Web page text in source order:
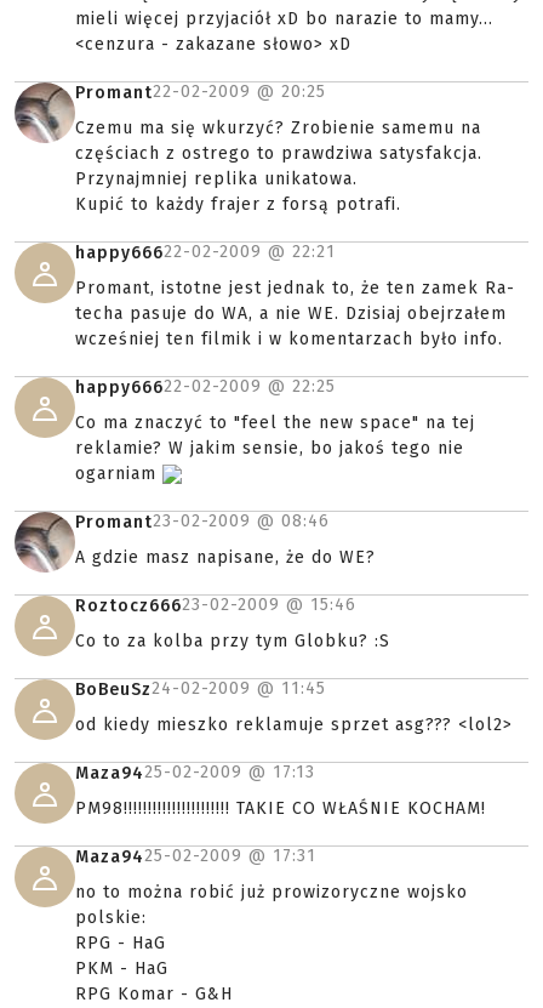
mieli więcej przyjaciół xD bo narazie to mamy...
<cenzura - zakazane słowo> xD
Promant22-02-2009 @ 20:25
Czemu ma się wkurzyć? Zrobienie samemu na
częściach z ostrego to prawdziwa satysfakcja.
Przynajmniej replika unikatowa.
Kupić to każdy frajer z forsą potrafi.
happy66622-02-2009 @ 22:21
Promant, istotne jest jednak to, że ten zamek Ra-
techa pasuje do WA, a nie WE. Dzisiaj obejrzałem
wcześniej ten filmik i w komentarzach było info.
happy66622-02-2009 @ 22:25
Co ma znaczyć to "feel the new space" na tej
reklamie? W jakim sensie, bo jakoś tego nie
ogarniam
Promant23-02-2009 @ 08:46
A gdzie masz napisane, że do WE?
Roztocz66623-02-2009 @ 15:46
Co to za kolba przy tym Globku? :S
BoBeuSz24-02-2009 @ 11:45
od kiedy mieszko reklamuje sprzet asg??? <lol2>
Maza9425-02-2009 @ 17:13
PM98!!!!!!!!!!!!!!!!!!!!!! TAKIE CO WŁAŚNIE KOCHAM!
Maza9425-02-2009 @ 17:31
no to można robić już prowizoryczne wojsko
polskie:
RPG - HaG
PKM - HaG
RPG Komar - G&H